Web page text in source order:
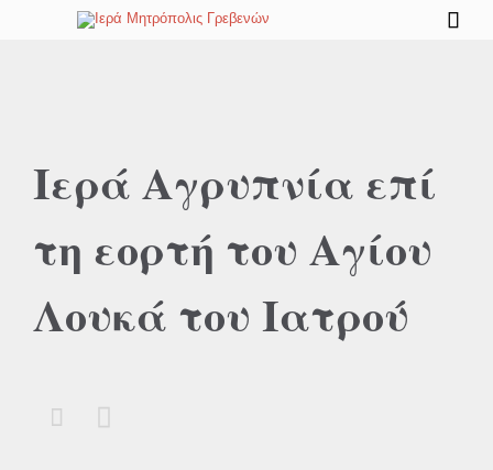

Ιερά Αγρυπνία επί
τη εορτή του Αγίου
Λουκά του Ιατρού
 